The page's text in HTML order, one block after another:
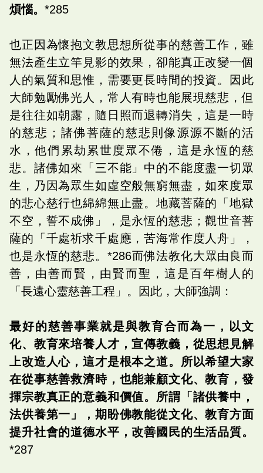
煩惱。 *285
也正因為懷抱文教思想所從事的慈善工作，雖
無法產生立竿見影的效果，卻能真正改變一個
人的氣質和思惟，需要更長時間的投資。因此
大師勉勵佛光人，常人有時也能展現慈悲，但
是往往如朝露，隨日照而退轉消失，這是一時
的慈悲；諸佛菩薩的慈悲則像源源不斷的活
水，他們累劫累世度眾不倦，這是永恆的慈
悲。諸佛如來「三不能」中的不能度盡一切眾
生，乃因為眾生如虛空般無窮無盡，如來度眾
的悲心慈行也綿綿無止盡。地藏菩薩的「地獄
不空，誓不成佛」，是永恆的慈悲；觀世音菩
薩的「千處祈求千處應，苦海常作度人舟」，
也是永恆的慈悲。*286而佛法教化大眾由良而
善，由善而賢，由賢而聖，這是百年樹人的
「長遠心靈慈善工程」。因此，大師強調：
最好的慈善事業就是與教育合而為一，以文
化、教育來培養人才，宣傳教義，從思想見解
上改造人心，這才是根本之道。所以希望大家
在從事慈善救濟時，也能兼顧文化、教育，發
揮宗教真正的意義和價值。所謂「諸供養中，
法供養第一」，期盼佛教能從文化、教育方面
提升社會的道德水平，改善國民的生活品質。
*287